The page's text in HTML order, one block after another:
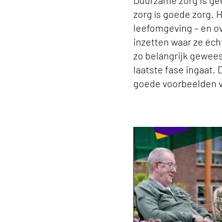
zorg ís goede zorg.
leefomgeving – en
inzetten waar ze
zo belangrijk
laatste fase ingaat.
goede voorbeelden